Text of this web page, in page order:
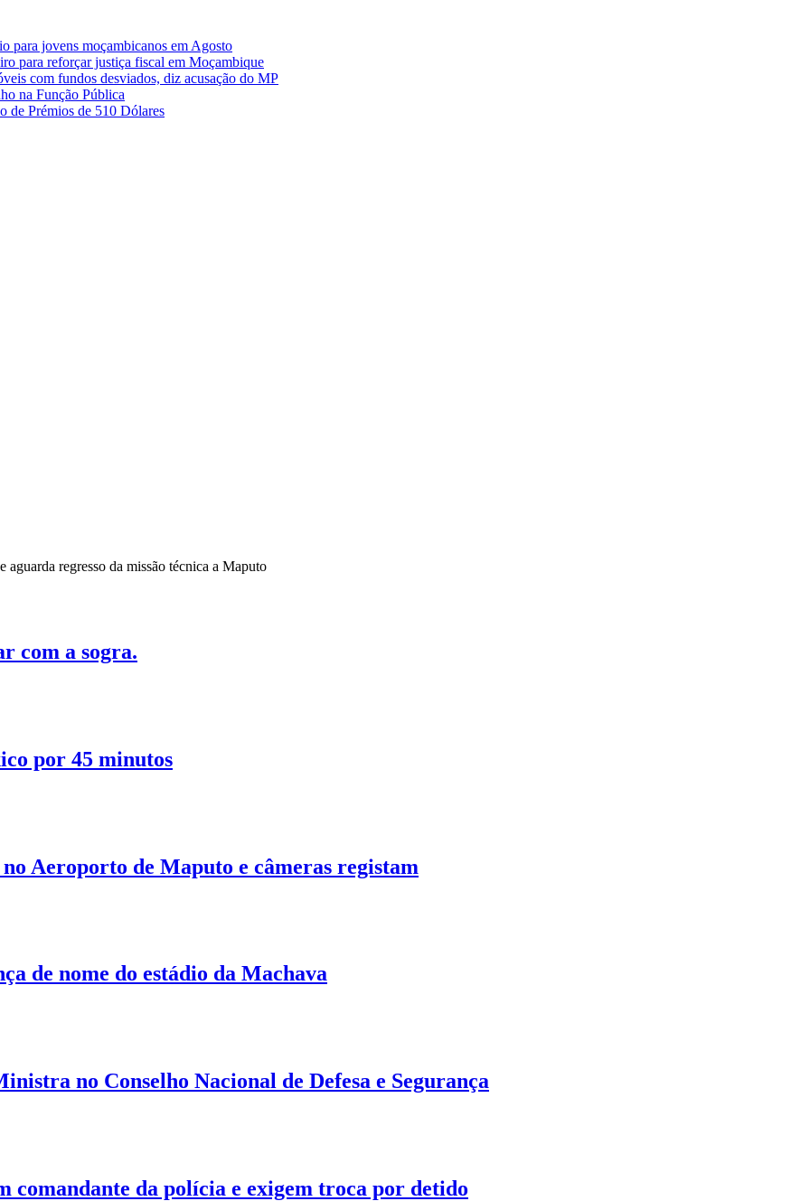
para jovens moçambicanos em Agosto
para reforçar justiça fiscal em Moçambique
com fundos desviados, diz acusação do MP
na Função Pública
de Prémios de 510 Dólares
regresso da missão técnica a Maputo
com a sogra.
por 45 minutos
Aeroporto de Maputo e câmeras registam
de nome do estádio da Machava
no Conselho Nacional de Defesa e Segurança
comandante da polícia e exigem troca por detido